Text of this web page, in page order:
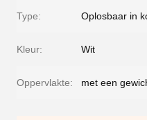
Type: Oplosbaar in
Kleur: Wit
Oppervlakte: met een